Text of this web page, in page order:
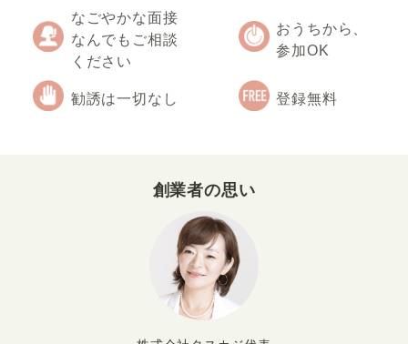
なごやかな面接
なんでもご相談
ください
おうちから、
参加OK
勧誘は一切なし 登録無料
創業者の思い